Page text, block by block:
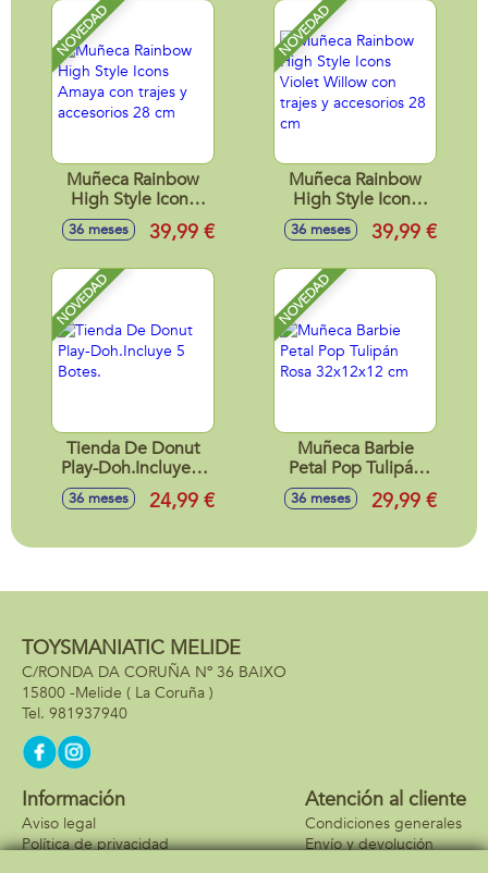
NOVEDAD
Muñeca Rainbow
High Style Icons
Amaya con trajes y
accesorios 28 cm
36 meses 39,99 €
NOVEDAD
Muñeca Rainbow
High Style Icons
Violet Willow con
trajes y accesorios
36 meses 39,99 €
NOVEDAD
Tienda De Donut
Play-Doh.Incluye 5
Botes.
36 meses 24,99 €
NOVEDAD
Muñeca Barbie
Petal Pop Tulipán
Rosa 32x12x12 cm
36 meses 29,99 €
TOYSMANIATIC MELIDE
C/RONDA DA CORUÑA Nº 36 BAIXO
15800 -Melide ( La Coruña )
981937940
Información
Aviso legal
Política de privacidad
Atención al cliente
Condiciones generales
Envío y devolución